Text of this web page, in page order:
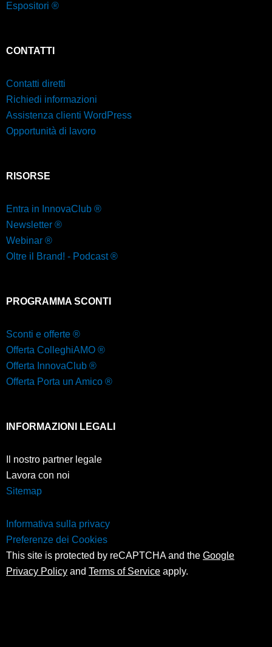
Espositori ®
CONTATTI
Contatti diretti
Richiedi informazioni
Assistenza clienti WordPress
Opportunità di lavoro
RISORSE
Entra in InnovaClub ®
Newsletter ®
Webinar ®
Oltre il Brand! - Podcast ®
PROGRAMMA SCONTI
Sconti e offerte ®
Offerta ColleghiAMO ®
Offerta InnovaClub ®
Offerta Porta un Amico ®
INFORMAZIONI LEGALI
Il nostro partner legale
Lavora con noi
Sitemap
Informativa sulla privacy
Preferenze dei Cookies
This site is protected by reCAPTCHA and the Google
Privacy Policy and Terms of Service apply.